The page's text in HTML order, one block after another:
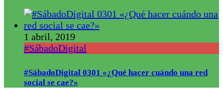
1 abril, 2019
#SábadoDigital
#SábadoDigital 0301 «¿Qué hacer cuándo una red
social se cae?»